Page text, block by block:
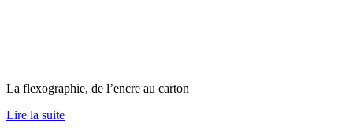
La flexographie, de l’encre au carton
Lire la suite